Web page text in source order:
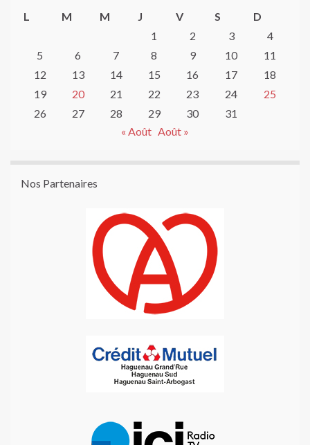
L
M M J V S
D
1
2 3
4
5
6 7 8 9 10
11
12
13 14 15 16 17
18
19
20 21 22 23 24
25
26
27 28 29 30
31
« Août Août »
Nos Partenaires